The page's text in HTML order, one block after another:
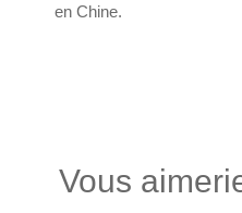
en Chine.
Vous